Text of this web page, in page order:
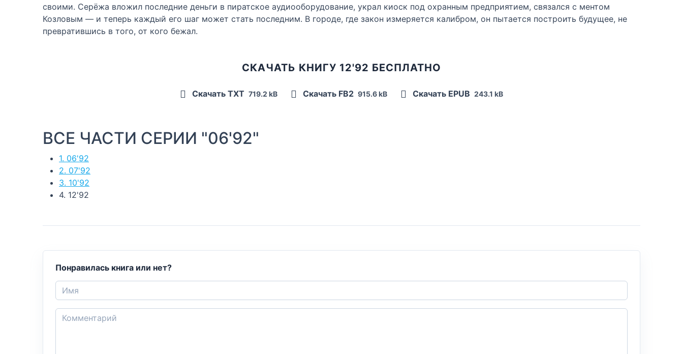
своими. Серёжа вложил последние деньги в пиратское аудиооборудование, украл киоск под охранным предприятием, связался с ментом
Козловым — и теперь каждый его шаг может стать последним. В городе, где закон измеряется калибром, он пытается построить будущее, не
превратившись в того, от кого бежал.
СКАЧАТЬ КНИГУ 12'92 БЕСПЛАТНО
Скачать TXT 719.2 kB Скачать FB2 915.6 kB Скачать EPUB 243.1 kB
ВСЕ ЧАСТИ СЕРИИ "06'92"
1. 06'92
2. 07'92
3. 10'92
4. 12'92
Понравилась книга или нет?